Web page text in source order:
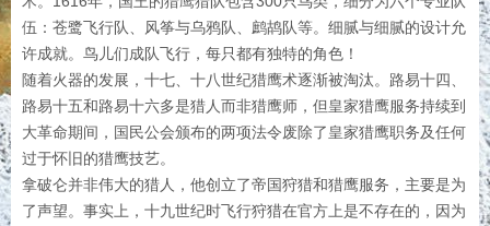
伍：苍鹭飞行队、风筝与乌鸦队、鹧鸪队等。细腻与细腻的设计允
许成就。鸟儿们成队飞行，每只都有独特的角色！
随着火器的发展，十七、十八世纪猎鹰术逐渐被淘汰。路易十四、
路易十五和路易十六多是猎人而非猎鹰师，但皇家猎鹰服务持续到
大革命期间，国民公会颁布的两项法令废除了皇家猎鹰职务及任何
过于怀旧的猎鹰技艺。
拿破仑并非伟大的猎人，他创立了帝国狩猎和猎鹰服务，主要是为
了声望。事实上，十九世纪时飞行狩猎在官方上是不存在的，因为